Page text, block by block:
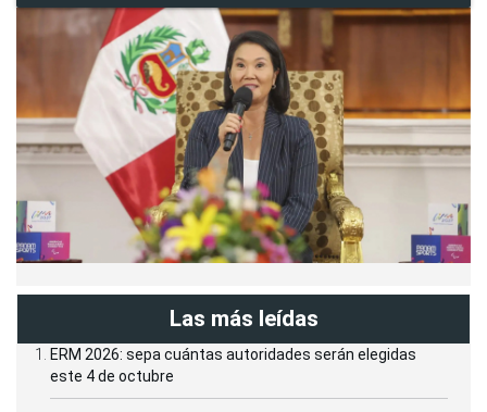
Las más leídas
ERM 2026: sepa cuántas autoridades serán elegidas
este 4 de octubre